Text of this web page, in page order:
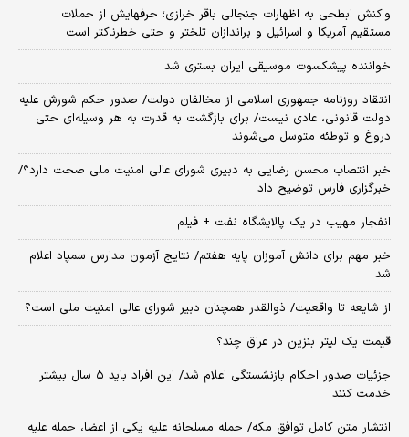
واکنش ابطحی به اظهارات جنجالی باقر خرازی؛ حرفهایش از حملات
مستقیم آمریکا و اسرائیل و براندازان تلختر و حتی خطرناکتر است
خواننده پیشکسوت موسیقی ایران بستری شد
انتقاد روزنامه جمهوری اسلامی از مخالفان دولت/ صدور حکم شورش علیه
دولت قانونی، عادی نیست/ برای بازگشت به قدرت به هر وسیله‌ای حتی
دروغ و توطئه متوسل می‌شوند
خبر انتصاب محسن رضایی به دبیری شورای عالی امنیت ملی صحت دارد؟/
خبرگزاری فارس توضیح داد
انفجار مهیب در یک پالایشگاه نفت + فیلم
خبر مهم برای دانش آموزان پایه هفتم/ نتایج آزمون مدارس سمپاد اعلام
شد
از شایعه تا واقعیت/ ذوالقدر همچنان دبیر شورای ‌عالی امنیت ملی است؟
قیمت یک لیتر بنزین در عراق چند؟
جزئیات صدور احکام بازنشستگی اعلام شد/ این افراد باید ۵ سال بیشتر
خدمت کنند
انتشار متن کامل توافق مکه/ حمله مسلحانه علیه یکی از اعضا، حمله علیه